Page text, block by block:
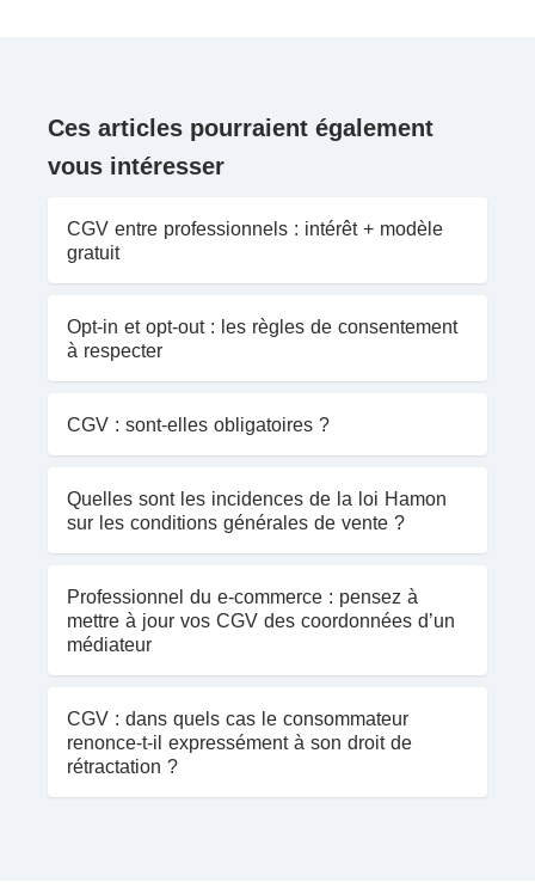
Ces articles pourraient également
vous intéresser
CGV entre professionnels : intérêt + modèle
gratuit
Opt-in et opt-out : les règles de consentement
à respecter
CGV : sont-elles obligatoires ?
Quelles sont les incidences de la loi Hamon
sur les conditions générales de vente ?
Professionnel du e-commerce : pensez à
mettre à jour vos CGV des coordonnées d’un
médiateur
CGV : dans quels cas le consommateur
renonce-t-il expressément à son droit de
rétractation ?